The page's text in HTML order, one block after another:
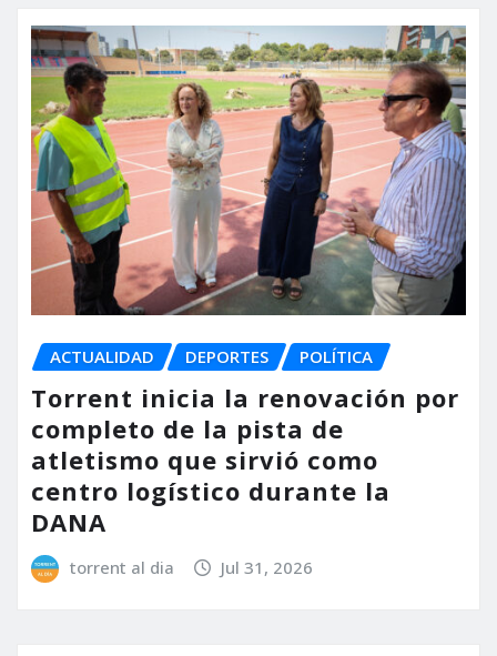
ACTUALIDAD DEPORTES POLÍTICA
Torrent inicia la renovación por
completo de la pista de
atletismo que sirvió como
centro logístico durante la
DANA
torrent al dia Jul 31, 2026